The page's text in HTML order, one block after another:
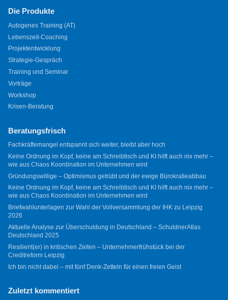
Die Produkte
Autogenes Training (AT)
Lebenszeit-Coaching
Projektentwicklung
Strategie-Gespräch
Training und Seminar
Vorträge
Workshop
Krisen-Beratung
Beratungsfrisch
Fachkräftemangel entspannt sich weiter, bleibt aber hoch
Keine Ordnung im Kopf, keine am Schreibtisch und KI hilft auch nix mehr –
wie aus Chaos Koordination im Unternehmen wird
Gründungswillige – Optimismus getrübt und der ewige Bürokratieabbau
Keine Ordnung im Kopf, keine am Schreibtisch und KI hilft auch nix mehr –
wie aus Chaos Koordination im Unternehmen wird
Briefwahlunterlagen zur Wahl der Vollversammlung der IHK zu Leipzig
2026
Aktuelle Analyse zur Überschuldung in Deutschland – SchuldnerAtlas
Deutschland 2025
Resilient(er) in kritischen Zeiten – Unternehmerfrühstück bei der
Creditreform Leipzig
Ich bin nicht dabei – mit fünf Denk-Zetteln für einen freien Geist
Zuletzt kommentiert